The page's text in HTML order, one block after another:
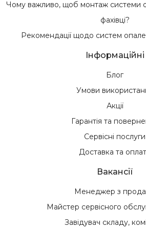
Чому важливо, щоб монтаж системи
фахівці?
Рекомендації щодо систем
Інформаційні
Блог
Умови
Акції
Гарантія та
Сервісні послуги
Доставка та
Вакансії
Менеджер з
Майстер сервісного
Завідувач складу,